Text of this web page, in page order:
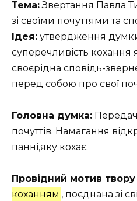
Тема:Звертання Павла
зі своїми почуттями та
Ідея: утвердження думки
суперечливість кохання
своєрідна сповідь-
перед собою про свої
Головна думка:
почуттів. Намагання
панні,яку кохає.
Провідний мотив твору
коханням , поєднана зі